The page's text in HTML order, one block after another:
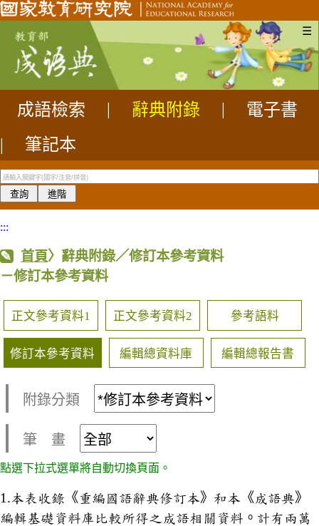
☰
成語檢索 辭典附錄
電子書
|
筆記本
:::
首頁〉辭典附錄／修訂本參考資料
－修訂本參考資料
正文參考資料1 正文參考資料2 參考語料
修訂本參考資料 編輯總資料庫 編輯總報告書
附錄分類
筆 畫
點選下拉式選單將自動切換頁面。
1.本表收錄《重編國語辭典修訂本》和本《成語典》
編輯基礎資料庫比較所得之成語相關資料。計有兩萬